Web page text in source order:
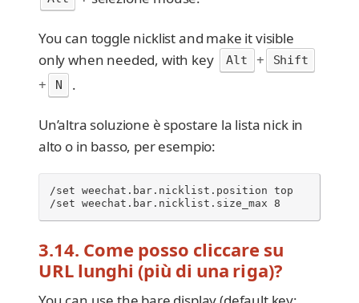
You can toggle nicklist and make it visible
only when needed, with key
Alt + Shift
+ N .
Un’altra soluzione è spostare la lista nick in
alto o in basso, per esempio:
/set weechat.bar.nicklist.position top
/set weechat.bar.nicklist.size_max 8
3.14. Come posso cliccare su
URL lunghi (più di una riga)?